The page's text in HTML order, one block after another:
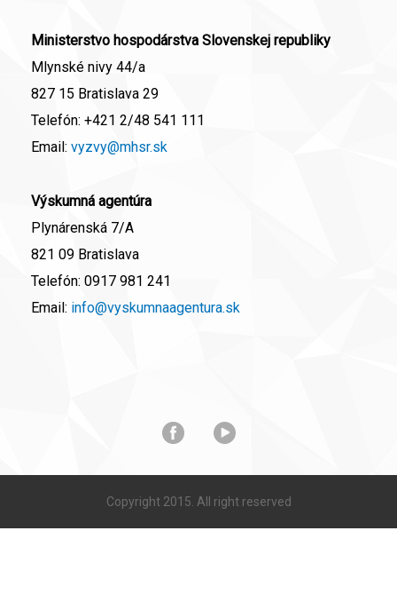
Ministerstvo hospodárstva Slovenskej republiky
Mlynské nivy 44/a
827 15 Bratislava 29
Telefón: +421 2/48 541 111
Email: vyzvy@mhsr.sk
Výskumná agentúra
Plynárenská 7/A
821 09 Bratislava
Telefón: 0917 981 241
Email: info@vyskumnaagentura.sk
Copyright 2015. All right reserved